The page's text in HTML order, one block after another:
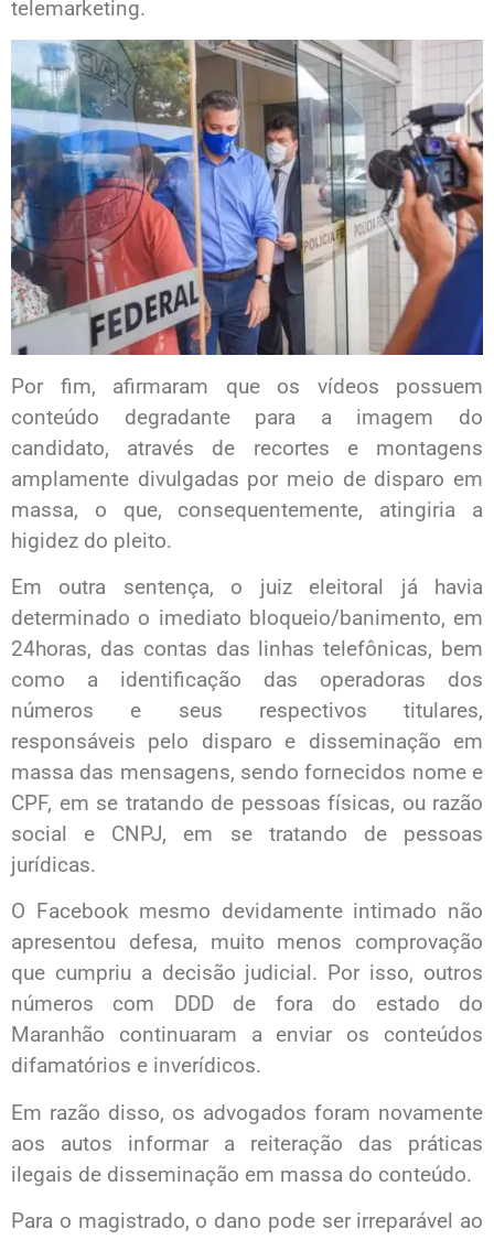
telemarketing.
Por fim, afirmaram que os vídeos possuem
conteúdo degradante para a imagem do
candidato, através de recortes e montagens
amplamente divulgadas por meio de disparo em
massa, o que, consequentemente, atingiria a
higidez do pleito.
Em outra sentença, o juiz eleitoral já havia
determinado o imediato bloqueio/banimento, em
24horas, das contas das linhas telefônicas, bem
como a identificação das operadoras dos
números e seus respectivos titulares,
responsáveis pelo disparo e disseminação em
massa das mensagens, sendo fornecidos nome e
CPF, em se tratando de pessoas físicas, ou razão
social e CNPJ, em se tratando de pessoas
jurídicas.
O Facebook mesmo devidamente intimado não
apresentou defesa, muito menos comprovação
que cumpriu a decisão judicial. Por isso, outros
números com DDD de fora do estado do
Maranhão continuaram a enviar os conteúdos
difamatórios e inverídicos.
Em razão disso, os advogados foram novamente
aos autos informar a reiteração das práticas
ilegais de disseminação em massa do conteúdo.
Para o magistrado, o dano pode ser irreparável ao